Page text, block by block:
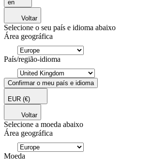
en
Voltar
Selecione o seu país e idioma abaixo
Área geográfica
País/região-idioma
Confirmar o meu país e idioma
EUR (€)
Voltar
Selecione a moeda abaixo
Área geográfica
Moeda